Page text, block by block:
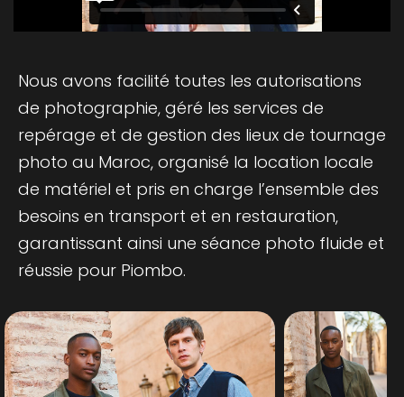
Nous avons facilité toutes les autorisations
de photographie, géré les services de
repérage et de gestion des lieux de tournage
photo au Maroc, organisé la location locale
de matériel et pris en charge l’ensemble des
besoins en transport et en restauration,
garantissant ainsi une séance photo fluide et
réussie pour Piombo.